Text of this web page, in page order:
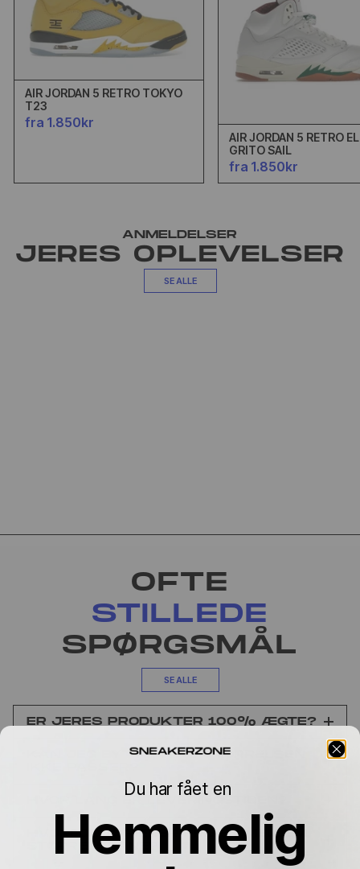
AIR JORDAN 5 RETRO TOKYO
T23
fra 1.850kr
AIR JORDAN 5 RETRO EL
GRITO SAIL
fra 1.850kr
ANMELDELSER
JERES OPLEVELSER
SE ALLE
OFTE
STILLEDE
SPØRGSMÅL
SE ALLE
ER JERES PRODUKTER 100% ÆGTE?
KAN JEG BYTTE, HVIS STØRRELSEN
HVORFOR VARIERER PRISEN MELLEM
STØRRELSERNE?
Du har fået en
Hemmelig